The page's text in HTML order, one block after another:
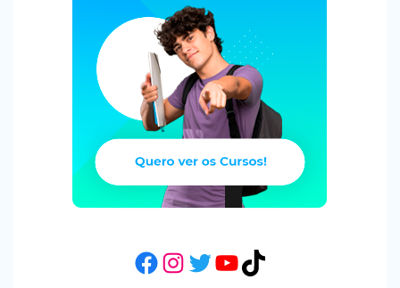
Facebook
Instagram
Twitter
YouTube
TikTok